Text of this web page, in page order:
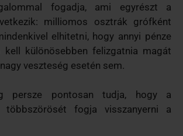
fogadja, ami egyrészt a
milliomos osztrák grófként
elhitetni, hogy annyi pénze
kell különösebben felizgatnia magát
veszteség esetén sem.
persze pontosan tudja, hogy a
többszörösét fogja visszanyerni a